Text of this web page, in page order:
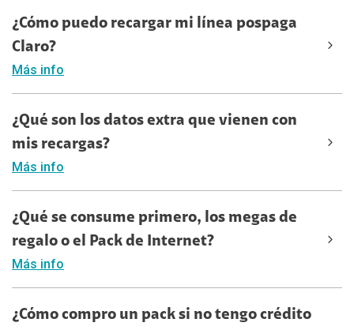
¿Cómo puedo recargar mi línea pospaga
Claro?
Más info
¿Qué son los datos extra que vienen con
mis recargas?
Más info
¿Qué se consume primero, los megas de
regalo o el Pack de Internet?
Más info
¿Cómo compro un pack si no tengo crédito